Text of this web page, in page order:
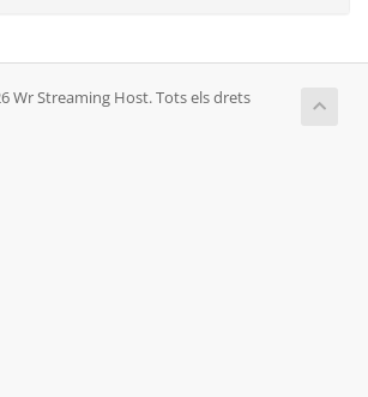
Wr Streaming Host. Tots els drets